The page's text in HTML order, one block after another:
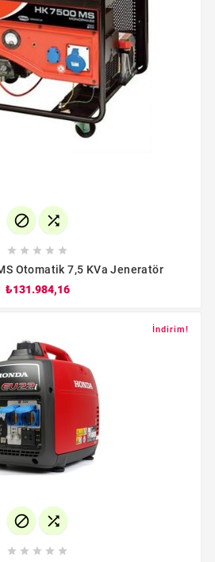
 
    
Otomatik 7,5 KVa Jeneratör
₺131.984,16
İndirim!
 
    